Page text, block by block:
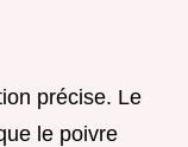
précise. Le
le poivre